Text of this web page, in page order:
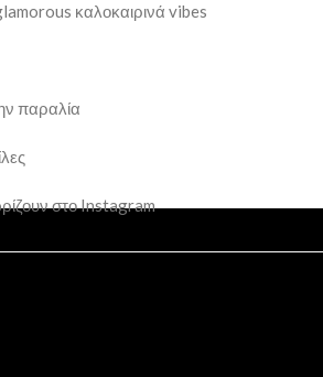
καλοκαιρινά vibes
παραλία
στο Instagram